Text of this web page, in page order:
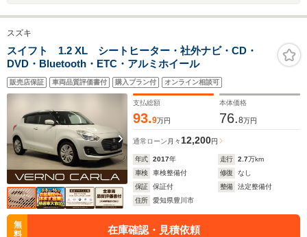
スズキ
スイフト 1.2 XL シートヒーター・社外ナビ・CD・
DVD・Bluetooth・ETC・アルミホイール
販売店保証 車両品質評価書付 購入プラン付 オンライン相談可
支払総額
93.9万円
本体価格
76.8万円
通常ローン 月々12,200円
年式 2017年 走行 2.7万km
車検
車検整備付 修復
なし
保証
保証付 整備
法定整備付
住所
愛知県豊川市
無
料
在庫確認・見積依頼